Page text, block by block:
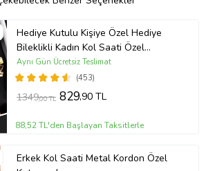
Hediye Kutulu Kişiye Özel Hediye
Bileklikli Kadın Kol Saati Özel
Kutusunda (Gold)
(453)
Aynı Gün Ücretsiz Teslimat
1349,00 TL 829,90 TL
88,52 TL'den Başlayan Taksitlerle
Erkek Kol Saati Metal Kordon Özel